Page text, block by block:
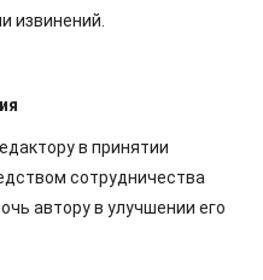
извинений.
в принятии
сотрудничества
автору в улучшении его